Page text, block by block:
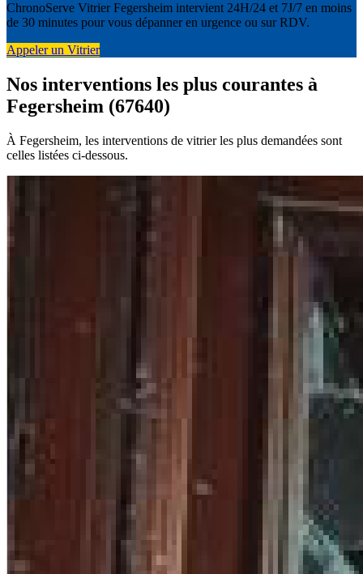
ChronoServe Vitrier Fegersheim intervient 24H/24 et 7J/7 en moins
de 30 minutes pour vous dépanner en urgence ou sur RDV.
Appeler un Vitrier
Nos interventions les plus courantes à
Fegersheim (67640)
À Fegersheim, les interventions de vitrier les plus demandées sont
celles listées ci-dessous.